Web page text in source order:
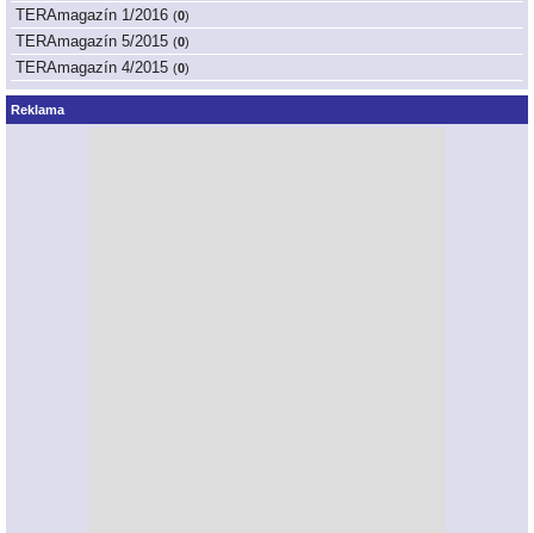
TERAmagazín 1/2016 (0)
TERAmagazín 5/2015 (0)
TERAmagazín 4/2015 (0)
Reklama